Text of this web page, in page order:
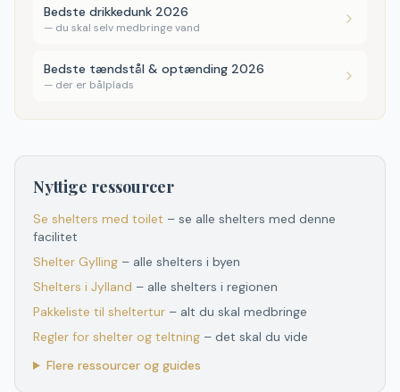
Bedste drikkedunk 2026
— du skal selv medbringe vand
Bedste tændstål & optænding 2026
— der er bålplads
Nyttige ressourcer
Se shelters med toilet – se alle shelters med denne
facilitet
Shelter Gylling – alle shelters i byen
Shelters i Jylland – alle shelters i regionen
Pakkeliste til sheltertur – alt du skal medbringe
Regler for shelter og teltning – det skal du vide
Flere ressourcer og guides